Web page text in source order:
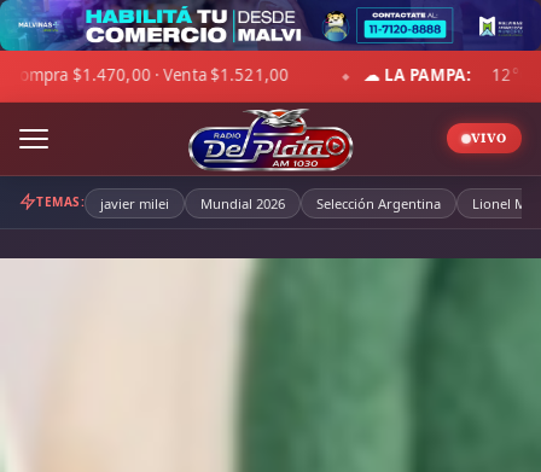
Skip
to
content
h · Hum. 33% ◆ DÓLAR BLUE: Compra $1.492,00 · Venta
VIVO
TEMAS: javier milei Mundial 2026 Selección Argentina Lionel